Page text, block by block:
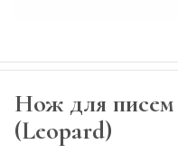
Нож для
(Leopard)